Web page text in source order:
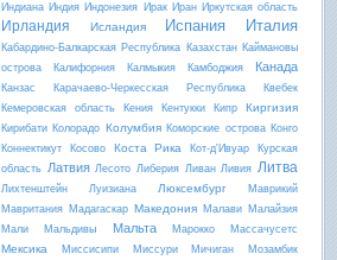
Индиана Индия Индонезия Ирак Иран Иркутская область
Ирландия Исландия Испания Италия
Кабардино-Балкарская Республика Казахстан Каймановы
острова
Калифорния Калмыкия Камбоджия Канада
Канзас Карачаево-Черкесская Республика
Квебек
Кемеровская область
Кения Кентукки Кипр Киргизия
Кирибати Колорадо Колумбия Коморские острова Конго
Коннектикут
Косово Коста Рика Кот-д'Ивуар
Курская
область Латвия Лесото Либерия Ливан Ливия Литва
Лихтенштейн Луизиана Люксембург
Маврикий
Мавритания Мадагаскар Македония Малави Малайзия
Мали
Мальдивы Мальта Марокко Массачусетс
Мексика Миссисипи Миссури Мичиган Мозамбик